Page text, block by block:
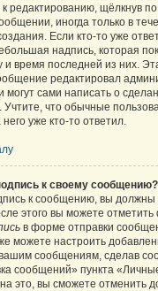
редактированию, щёлкнув по
иногда только в
Если кто-то уже
надпись, которая
и время последней из них.
редактировал
могут сами написать о
что обычные
уже кто-то ответил.
к своему сообщению?
к сообщению, вы должны
этого вы можете отметить
в форме отправки
можете настроить
сообщениям, сделав
сообщений» пункта
это, вы сможете отменить